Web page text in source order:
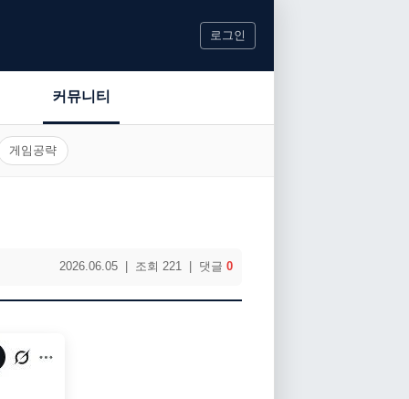
로그인
커뮤니티
게임공략
2026.06.05 | 조회 221 | 댓글 0